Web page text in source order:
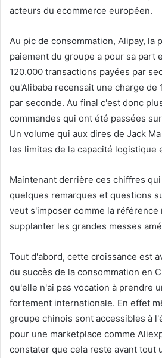
acteurs du ecommerce européen.
Au pic de consommation, Alipay, la
paiement du groupe a pour sa part
120.000 transactions payées par
qu'Alibaba recensait une charge de
par seconde. Au final c'est donc
commandes qui ont été passées
Un volume qui aux dires de Jack
les limites de la capacité logistique
Maintenant derrière ces chiffres
quelques remarques et questions
veut s'imposer comme la
supplanter les grandes messes
Tout d'abord, cette croissance est
du succès de la consommation en
qu'elle n'ai pas vocation à prendre
fortement internationale. En effet
groupe chinois sont accessibles à
pour une marketplace comme
constater que cela reste avant tout